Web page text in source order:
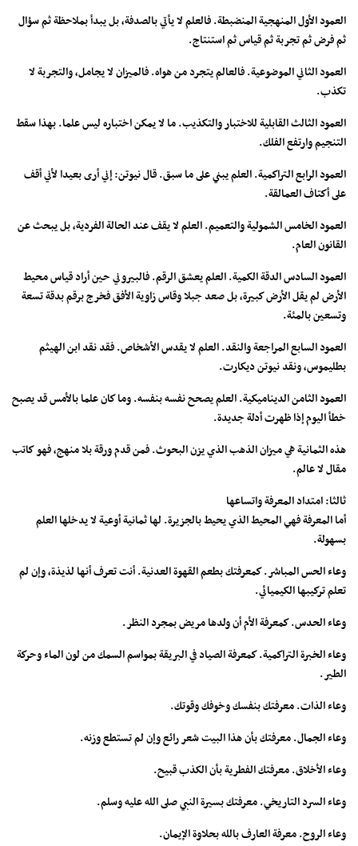
العمود الأول المنهجية المنضبطة. فالعلم لا يأتي بالصدفة، بل يبدأ بملاحظة ثم سؤال
ثم فرض ثم تجربة ثم قياس ثم استنتاج.
العمود الثاني الموضوعية. فالعالم يتجرد من هواه. فالميزان لا يجامل، والتجربة لا
تكذب.
العمود الثالث القابلية للاختبار والتكذيب. ما لا يمكن اختباره ليس علما. بهذا سقط
التنجيم وارتفع الفلك.
العمود الرابع التراكمية. العلم يبني على ما سبق. قال نيوتن: إني أرى بعيدا لأني أقف
على أكتاف العمالقة.
العمود الخامس الشمولية والتعميم. العلم لا يقف عند الحالة الفردية، بل يبحث عن
القانون العام.
العمود السادس الدقة الكمية. العلم يعشق الرقم. فالبيروني حين أراد قياس محيط
الأرض لم يقل الأرض كبيرة، بل صعد جبلا وقاس زاوية الأفق فخرج برقم بدقة تسعة
وتسعين بالمئة.
العمود السابع المراجعة والنقد. العلم لا يقدس الأشخاص. فقد نقد ابن الهيثم
بطليموس، ونقد نيوتن ديكارت.
العمود الثامن الديناميكية. العلم يصحح نفسه بنفسه. وما كان علما بالأمس قد يصبح
خطأ اليوم إذا ظهرت أدلة جديدة.
هذه الثمانية هي ميزان الذهب الذي يزن البحوث. فمن قدم ورقة بلا منهج، فهو كاتب
مقال لا عالم.
ثالثا: امتداد المعرفة واتساعها
أما المعرفة فهي المحيط الذي يحيط بالجزيرة. لها ثمانية أوعية لا يدخلها العلم
بسهولة.
وعاء الحس المباشر. كمعرفتك بطعم القهوة العدنية. أنت تعرف أنها لذيذة، وإن لم
تعلم تركيبها الكيميائي.
وعاء الحدس. كمعرفة الأم أن ولدها مريض بمجرد النظر.
وعاء الخبرة التراكمية. كمعرفة الصياد في البريقة بمواسم السمك من لون الماء وحركة
الطير.
وعاء الذات. معرفتك بنفسك وخوفك وقوتك.
وعاء الجمال. معرفتك بأن هذا البيت شعر رائع وإن لم تستطع وزنه.
وعاء الأخلاق. معرفتك الفطرية بأن الكذب قبيح.
وعاء السرد التاريخي. معرفتك بسيرة النبي صلى الله عليه وسلم.
وعاء الروح. معرفة العارف بالله بحلاوة الإيمان.